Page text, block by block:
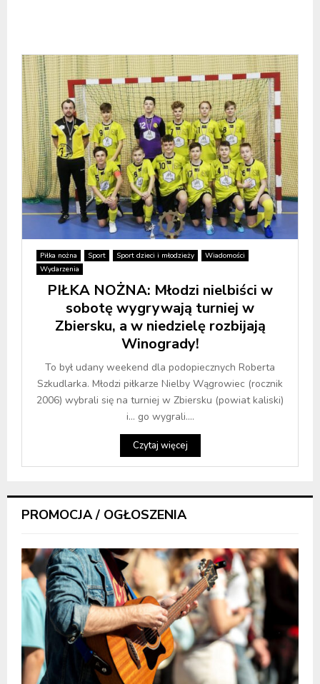
Piłka nożna Sport Sport dzieci i młodzieży
Wiadomości
Wydarzenia
PIŁKA NOŻNA: Młodzi nielbiści w
sobotę wygrywają turniej w
Zbiersku, a w niedzielę rozbijają
Winogrady!
To był udany weekend dla podopiecznych Roberta
Szkudlarka. Młodzi piłkarze Nielby Wągrowiec (rocznik
2006) wybrali się na turniej w Zbiersku (powiat kaliski)
i… go wygrali....
Czytaj więcej
PROMOCJA / OGŁOSZENIA